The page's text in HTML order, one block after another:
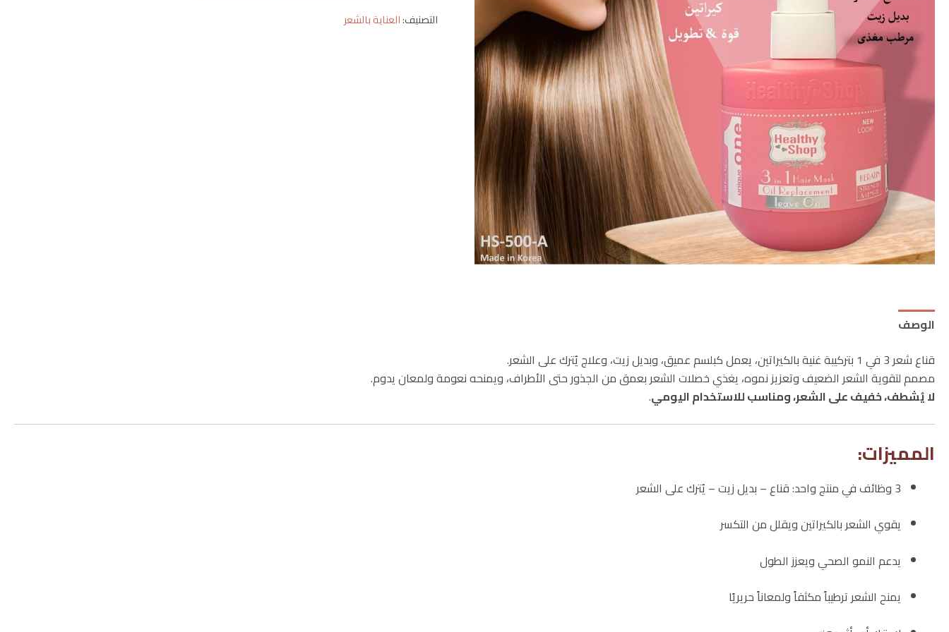
التصنيف:العناية بالشعر
الوصف
قناع شعر 3 في 1 بتركيبة غنية بالكيراتين، يعمل كبلسم عميق، وبديل زيت، وعلاج يُترك على الشعر.
مصمم لتقوية الشعر الضعيف وتعزيز نموه، يغذي خصلات الشعر بعمق من الجذور حتى الأطراف، ويمنحه نعومة ولمعان يدوم.
لا يُشطف، خفيف على الشعر، ومناسب للاستخدام اليومي.
المميزات:
3 وظائف في منتج واحد: قناع – بديل زيت – يُترك على الشعر
يقوي الشعر بالكيراتين ويقلل من التكسر
يدعم النمو الصحي ويعزز الطول
يمنح الشعر ترطيباً مكثفاً ولمعاناً حريريًا